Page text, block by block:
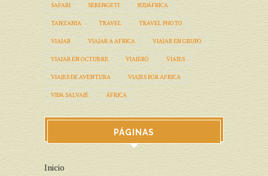
SAFARI SERENGETI SUDÁFRICA
TANZANIA TRAVEL TRAVEL PHOTO
VIAJAR VIAJAR A AFRICA VIAJAR EN GRUPO
VIAJAR EN OCTUBRE VIAJERO VIAJES
VIAJES DE AVENTURA VIAJES POR AFRICA
VIDA SALVAJE ÁFRICA
PÁGINAS
Inicio